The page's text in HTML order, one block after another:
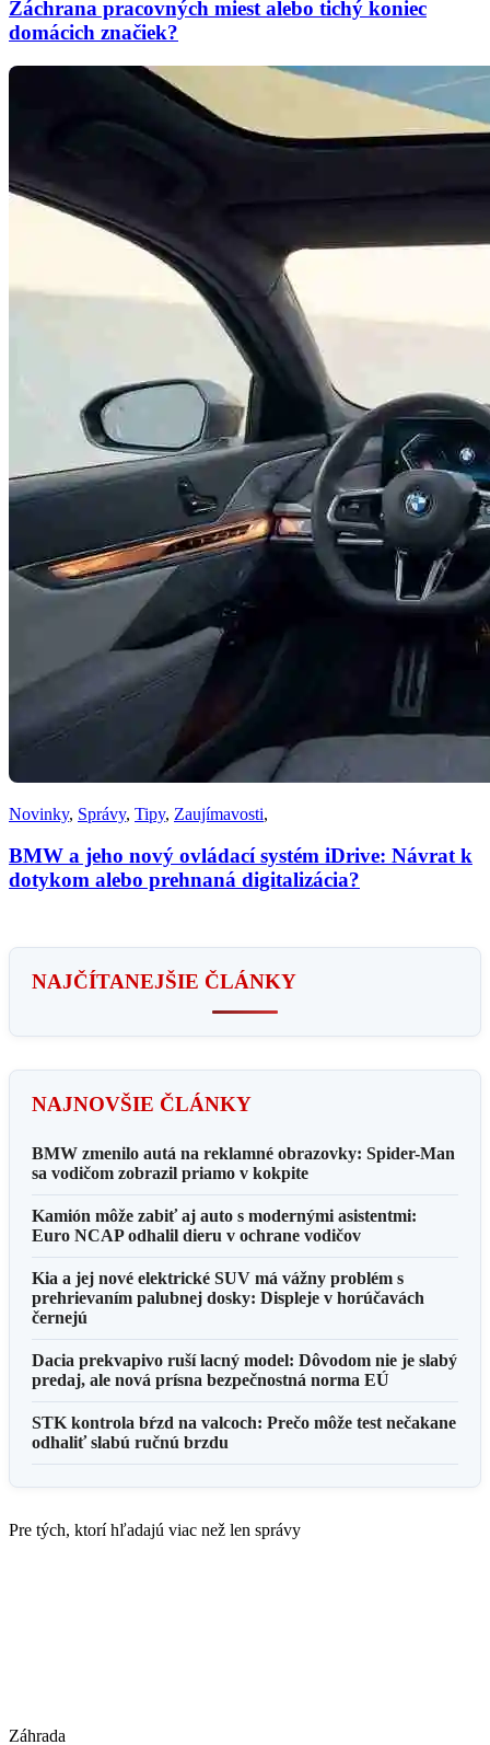
Záchrana pracovných miest alebo tichý koniec
domácich značiek?
Novinky, Správy, Tipy, Zaujímavosti,
BMW a jeho nový ovládací systém iDrive: Návrat k
dotykom alebo prehnaná digitalizácia?
NAJČÍTANEJŠIE ČLÁNKY
NAJNOVŠIE ČLÁNKY
BMW zmenilo autá na reklamné obrazovky: Spider-Man
sa vodičom zobrazil priamo v kokpite
Kamión môže zabiť aj auto s modernými asistentmi:
Euro NCAP odhalil dieru v ochrane vodičov
Kia a jej nové elektrické SUV má vážny problém s
prehrievaním palubnej dosky: Displeje v horúčavách
černejú
Dacia prekvapivo ruší lacný model: Dôvodom nie je slabý
predaj, ale nová prísna bezpečnostná norma EÚ
STK kontrola bŕzd na valcoch: Prečo môže test nečakane
odhaliť slabú ručnú brzdu
Pre tých, ktorí hľadajú viac než len správy
Záhrada